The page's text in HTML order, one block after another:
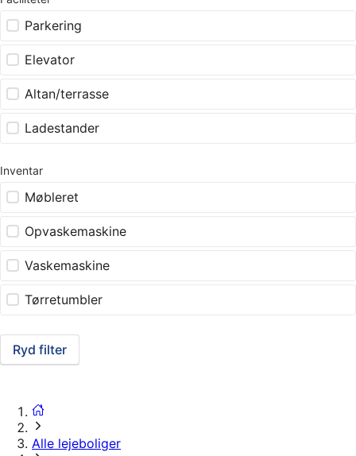
Parkering
Elevator
Altan/terrasse
Ladestander
Inventar
Møbleret
Opvaskemaskine
Vaskemaskine
Tørretumbler
Ryd filter
Alle lejeboliger